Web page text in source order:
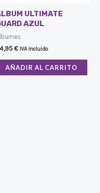
ULTIMATE
AZUL
€ IVA incluido
AÑADIR AL CARRITO